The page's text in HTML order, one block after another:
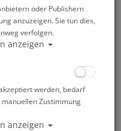
oder Publishern
anzuzeigen. Sie tun dies,
verfolgen.
anzeigen
werden, bedarf
Zustimmung
anzeigen